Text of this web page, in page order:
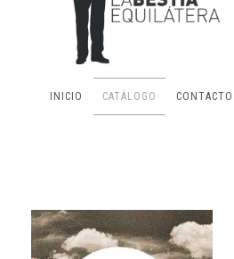
INICIO CATÁLOGO CONTACTO